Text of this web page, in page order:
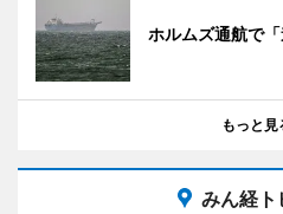
ホルムズ通航で「
もっと見
みん経ト